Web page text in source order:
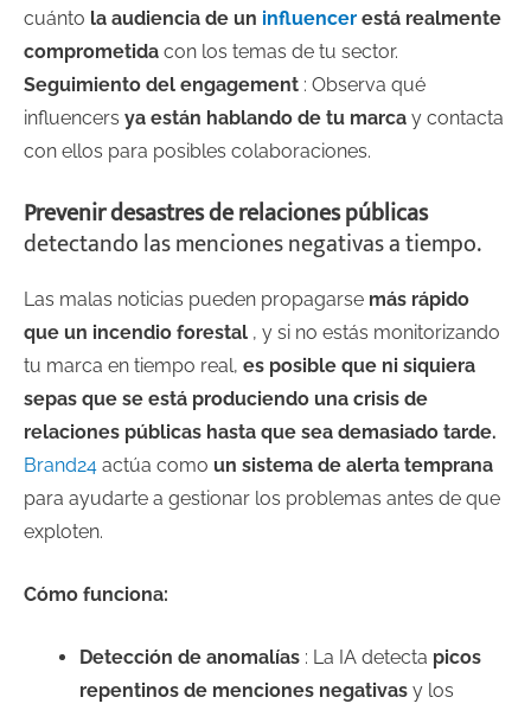
cuánto la audiencia de un influencer está realmente
comprometida con los temas de tu sector.
Seguimiento del engagement : Observa qué
influencers ya están hablando de tu marca y contacta
con ellos para posibles colaboraciones.
Prevenir desastres de relaciones públicas
detectando las menciones negativas a tiempo.
Las malas noticias pueden propagarse más rápido
que un incendio forestal , y si no estás monitorizando
tu marca en tiempo real, es posible que ni siquiera
sepas que se está produciendo una crisis de
relaciones públicas hasta que sea demasiado tarde.
Brand24 actúa como un sistema de alerta temprana
para ayudarte a gestionar los problemas antes de que
exploten.
Cómo funciona:
Detección de anomalías : La IA detecta picos
repentinos de menciones negativas y los